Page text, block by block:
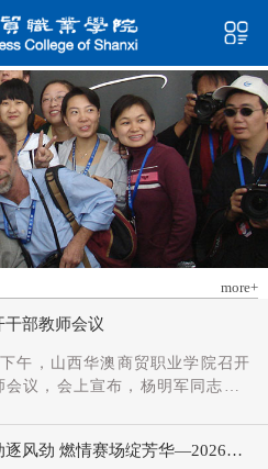
more+
干部教师会议
午，山西华澳商贸职业学院召开
会议，会上宣布，杨明军同志任
专员职务。省委教育工委主持日
逐风劲 燃情赛场绽芳华—2026年